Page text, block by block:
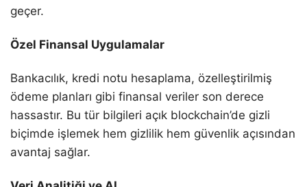
geçer.
Özel Finansal Uygulamalar
Bankacılık, kredi notu hesaplama, özelleştirilmiş
ödeme planları gibi finansal veriler son derece
hassastır. Bu tür bilgileri açık blockchain’de gizli
biçimde işlemek hem gizlilik hem güvenlik açısından
avantaj sağlar.